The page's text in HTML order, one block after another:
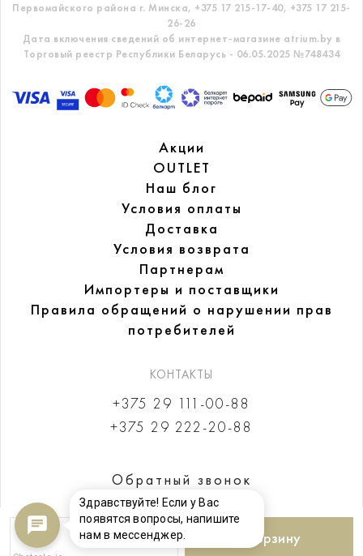
В корзину
Первомайского района г. Минска, +375 17 215-17-40, +375 17 215-
26-26
Дата включения сведений об интернет-магазине atrium.by в
Торговый реестр Республики Беларусь - 06.05.2025 №748434
Акции
OUTLET
Наш блог
Условия оплаты
Доставка
Условия возврата
Партнерам
Импортеры и поставщики
Правила обращений о нарушении прав
потребителей
КОНТАКТЫ
+375 29 111-00-88
+375 29 222-20-88
Обратный звонок
Здравствуйте! Если у Вас
появятся вопросы, напишите
нам в мессенджер.